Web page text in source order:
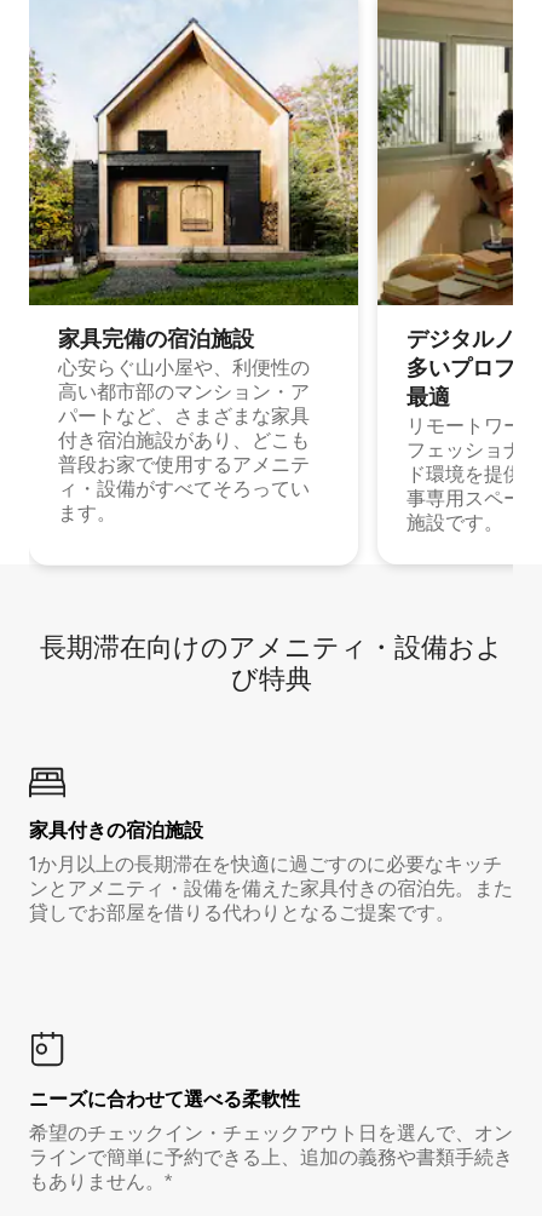
家具完備の宿⁠泊⁠施⁠設
心安らぐ山小屋や、利便性の
高い都市部のマンション・ア
パートなど、さまざまな家具
付き宿泊施設があり、どこも
普段お家で使用するアメニテ
ィ・設備がすべてそろってい
ます。
デジタルノ
多⁠いプ⁠ロ⁠フ⁠
最⁠適
リモートワー
フェッショナ
ド環境を提供
事専用スペー
施設です。
長期滞在向け⁠のア⁠メ⁠ニ⁠テ⁠ィ⁠・設⁠備⁠およ
び特⁠典
家具付き⁠の宿⁠泊⁠施⁠設
1か月以上の長期滞在を快適に過ごすのに必要なキッチ
ンとアメニティ・設備を備えた家具付きの宿泊先。また
貸しでお部屋を借りる代わりとなるご提案です。
ニーズに合わせて選べる柔軟性
希望のチェックイン・チェックアウト日を選んで、オン
ラインで簡単に予約できる上、追加の義務や書類手続き
もありません。*